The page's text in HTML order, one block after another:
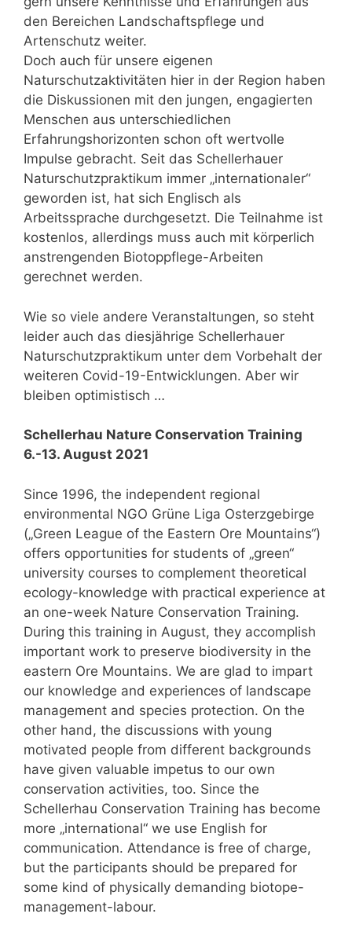
den Bereichen Landschaftspflege und
Artenschutz weiter.
Doch auch für unsere eigenen
Naturschutzaktivitäten hier in der Region haben
die Diskussionen mit den jungen, engagierten
Menschen aus unterschiedlichen
Erfahrungshorizonten schon oft wertvolle
Impulse gebracht. Seit das Schellerhauer
Naturschutzpraktikum immer „internationaler“
geworden ist, hat sich Englisch als
Arbeitssprache durchgesetzt. Die Teilnahme ist
kostenlos, allerdings muss auch mit körperlich
anstrengenden Biotoppflege-Arbeiten
gerechnet werden.
Wie so viele andere Veranstaltungen, so steht
leider auch das diesjährige Schellerhauer
Naturschutzpraktikum unter dem Vorbehalt der
weiteren Covid-19-Entwicklungen. Aber wir
bleiben optimistisch …
Schellerhau Nature Conservation Training
6.-13. August 2021
Since 1996, the independent regional
environmental NGO Grüne Liga Osterzgebirge
(„Green League of the Eastern Ore Mountains“)
offers opportunities for students of „green“
university courses to complement theoretical
ecology-knowledge with practical experience at
an one-week Nature Conservation Training.
During this training in August, they accomplish
important work to preserve biodiversity in the
eastern Ore Mountains. We are glad to impart
our knowledge and experiences of landscape
management and species protection. On the
other hand, the discussions with young
motivated people from different backgrounds
have given valuable impetus to our own
conservation activities, too. Since the
Schellerhau Conservation Training has become
more „international“ we use English for
communication. Attendance is free of charge,
but the participants should be prepared for
some kind of physically demanding biotope-
management-labour.